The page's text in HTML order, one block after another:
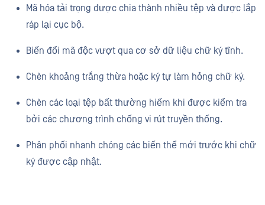
Mã hóa tải trọng được chia thành nhiều tệp và được lắp
ráp lại cục bộ.
Biến đổi mã độc vượt qua cơ sở dữ liệu chữ ký tĩnh.
Chèn khoảng trắng thừa hoặc ký tự làm hỏng chữ ký.
Chèn các loại tệp bất thường hiếm khi được kiểm tra
bởi các chương trình chống vi rút truyền thống.
Phân phối nhanh chóng các biến thể mới trước khi chữ
ký được cập nhật.